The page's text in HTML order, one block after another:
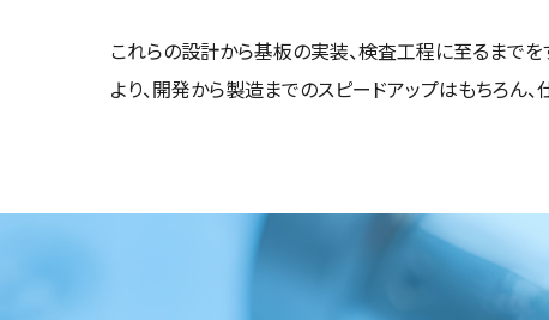
これらの設計から基板の実装、検査工程に至るまで
より、開発から製造までのスピードアップはもちろん